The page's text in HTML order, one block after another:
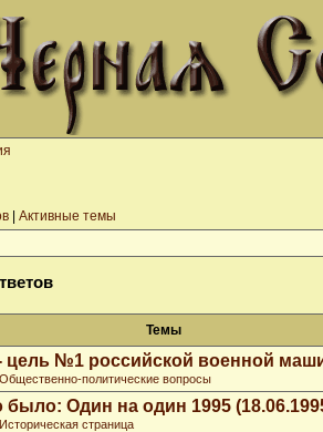
Активные темы
Темы
цель №1 российской военной
Общественно-политические вопросы
было: Один на один 1995
Историческая страница